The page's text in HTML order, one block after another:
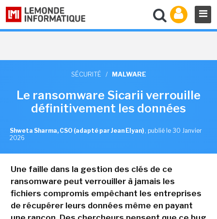
SÉCURITÉ / MALWARE
Le ransomware Sicarii verrouille
définitivement les données
Shweta Sharma, CSO (adapté par Jean Elyan) , publié le 30 Janvier
2026
Une faille dans la gestion des clés de ce
ransomware peut verrouiller à jamais les
fichiers compromis empêchant les entreprises
de récupérer leurs données même en payant